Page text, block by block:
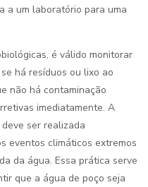
a um laboratório para uma
é válido monitorar
há resíduos ou lixo ao
não há contaminação
imediatamente. A
deve ser realizada
eventos climáticos extremos
da água. Essa prática serve
que a água de poço seja